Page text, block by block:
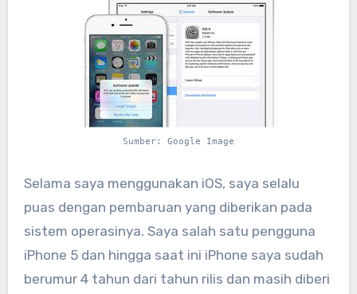
Sumber: Google Image
Selama saya menggunakan iOS, saya selalu
puas dengan pembaruan yang diberikan pada
sistem operasinya. Saya salah satu pengguna
iPhone 5 dan hingga saat ini iPhone saya sudah
berumur 4 tahun dari tahun rilis dan masih diberi